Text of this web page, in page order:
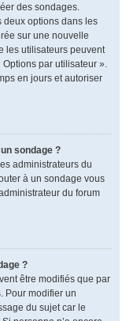
des sondages.
deux options dans les
sur une nouvelle
les utilisateurs peuvent
par utilisateur ».
en jours et autoriser
sondage ?
administrateurs du
à un sondage vous
du forum
?
être modifiés que par
Pour modifier un
du sujet car le